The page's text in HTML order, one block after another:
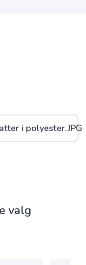
i polyester.JPG
valg